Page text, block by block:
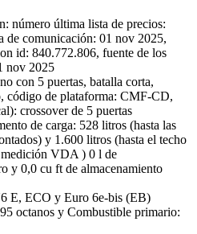
número última lista de precios:
de comunicación: 01 nov 2025,
id: 840.772.806, fuente de los
nov 2025
con 5 puertas, batalla corta,
código de plataforma: CMF-CD,
crossover de 5 puertas
de carga: 528 litros (hasta las
y 1.600 litros (hasta el techo
medición VDA ) 0 l de
y 0,0 cu ft de almacenamiento
E, ECO y Euro 6e-bis (EB)
octanos y Combustible primario: